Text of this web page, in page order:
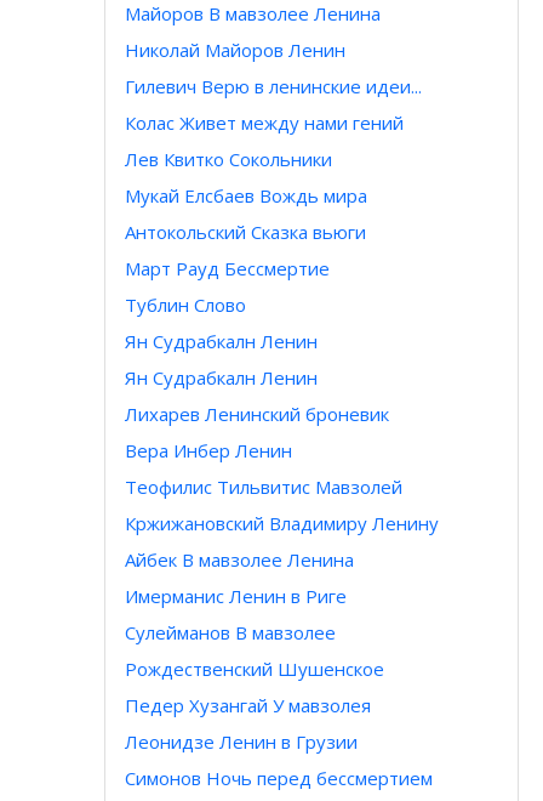
Майоров В мавзолее Ленина
Николай Майоров Ленин
Гилевич Верю в ленинские идеи...
Колас Живет между нами гений
Лев Квитко Сокольники
Мукай Елсбаев Вождь мира
Антокольский Сказка вьюги
Март Рауд Бессмертие
Тублин Слово
Ян Судрабкалн Ленин
Ян Судрабкалн Ленин
Лихарев Ленинский броневик
Вера Инбер Ленин
Теофилис Тильвитис Мавзолей
Кржижановский Владимиру Ленину
Айбек В мавзолее Ленина
Имерманис Ленин в Риге
Сулейманов В мавзолее
Рождественский Шушенское
Педер Хузангай У мавзолея
Леонидзе Ленин в Грузии
Симонов Ночь перед бессмертием